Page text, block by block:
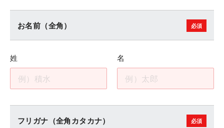
お名前（全角）
姓 名
フリガナ（全角カタカナ）